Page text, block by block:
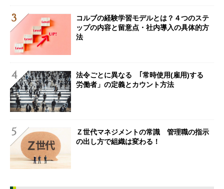
コルブの経験学習モデルとは？４つのステ
ップの内容と留意点・社内導入の具体的方
法
法令ごとに異なる ｢常時使用(雇用)する
労働者」の定義とカウント方法
Ｚ世代マネジメントの常識 管理職の指示
の出し方で組織は変わる！